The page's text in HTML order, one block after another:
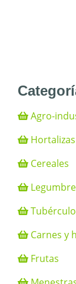
Agro-
Hortalizas
Cereales
Carnes y
Frutas